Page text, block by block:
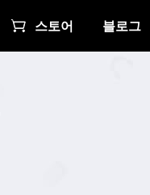
스토어 블로그